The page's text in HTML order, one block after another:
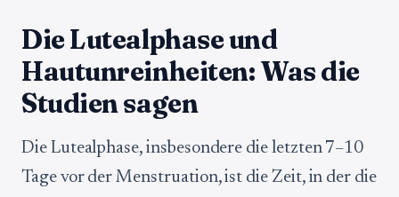
Die Lutealphase und
Hautunreinheiten: Was die
Studien sagen
Die Lutealphase, insbesondere die letzten 7–10
Tage vor der Menstruation, ist die Zeit, in der die